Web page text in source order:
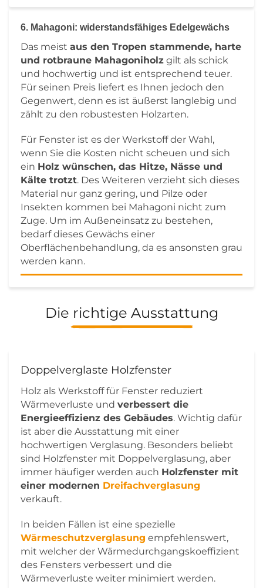
6. Mahagoni: widerstandsfähiges Edelgewächs
Das meist aus den Tropen stammende, harte
und rotbraune Mahagoniholz gilt als schick
und hochwertig und ist entsprechend teuer.
Für seinen Preis liefert es Ihnen jedoch den
Gegenwert, denn es ist äußerst langlebig und
zählt zu den robustesten Holzarten.
Für Fenster ist es der Werkstoff der Wahl,
wenn Sie die Kosten nicht scheuen und sich
ein Holz wünschen, das Hitze, Nässe und
Kälte trotzt. Des Weiteren verzieht sich dieses
Material nur ganz gering, und Pilze oder
Insekten kommen bei Mahagoni nicht zum
Zuge. Um im Außeneinsatz zu bestehen,
bedarf dieses Gewächs einer
Oberflächenbehandlung, da es ansonsten grau
werden kann.
Die richtige Ausstattung
Doppelverglaste Holzfenster
Holz als Werkstoff für Fenster reduziert
Wärmeverluste und verbessert die
Energieeffizienz des Gebäudes. Wichtig dafür
ist aber die Ausstattung mit einer
hochwertigen Verglasung. Besonders beliebt
sind Holzfenster mit Doppelverglasung, aber
immer häufiger werden auch Holzfenster mit
einer modernen Dreifachverglasung
verkauft.
In beiden Fällen ist eine spezielle
Wärmeschutzverglasung empfehlenswert,
mit welcher der Wärmedurchgangskoeffizient
des Fensters verbessert und die
Wärmeverluste weiter minimiert werden.